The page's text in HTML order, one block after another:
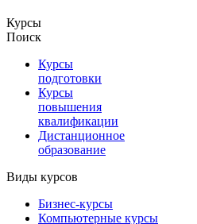
Курсы
Поиск
Курсы
подготовки
Курсы
повышения
квалификации
Дистанционное
образование
Виды курсов
Бизнес-курсы
Компьютерные курсы